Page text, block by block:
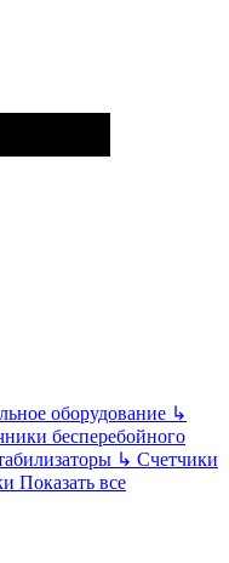
оборудование ↳
бесперебойного
↳ Счетчики
Показать все